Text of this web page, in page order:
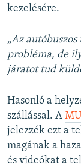
kezelésére.
„Az
probléma, de
járatot tud
Hasonló a
szállással. A
jelezzék ezt a
magának a
és videókat a